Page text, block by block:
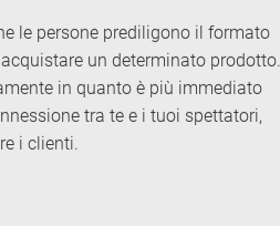
le persone prediligono il formato
un determinato prodotto.
in quanto è più immediato
tra te e i tuoi spettatori,
i clienti.